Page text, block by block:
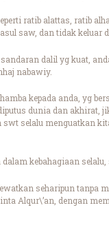
ratib alattas, ratib
saw, dan tidak keluar
dalil yg kuat,
nabawiy.
kepada anda, yg
dunia dan akhirat,
selalu menguatkan
kebahagiaan
seharipun tanpa
Alqur\’an, dengan